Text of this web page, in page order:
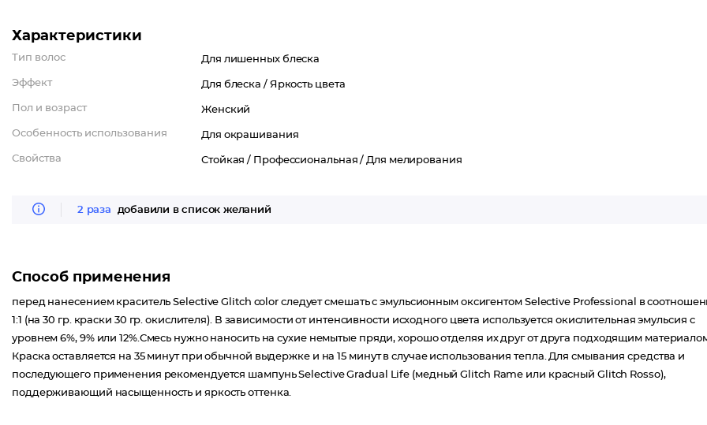
Характеристики
Тип волос Для лишенных блеска
Эффект Для блеска / Яркость цвета
Пол и возраст Женский
Особенность использования Для окрашивания
Свойства Стойкая / Профессиональная /Для мелирования
2 раза добавили в список желаний
Способ применения
перед нанесением краситель Selective Glitch color следует смешать с эмульсионным оксигентом Selective Professional в
1:1 (на 30 гр. краски 30 гр. окислителя). В зависимости от интенсивности исходного цвета используется окислительная эмульсия с
уровнем 6%, 9% или 12%.Смесь нужно наносить на сухие немытые пряди, хорошо отделяя их друг от друга подходящим
Краска оставляется на 35 минут при обычной выдержке и на 15 минут в случае использования тепла. Для смывания средства и
последующего применения рекомендуется шампунь Selective Gradual Life (медный Glitch Rame или красный Glitch Rosso),
поддерживающий насыщенность и яркость оттенка.